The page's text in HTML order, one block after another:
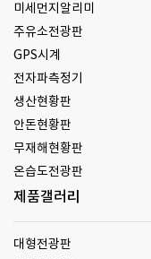
미세먼지알리미
주유소전광판
GPS시계
전자파측정기
생산현황판
안돈현황판
무재해현황판
온습도전광판
제품갤러리
대형전광판